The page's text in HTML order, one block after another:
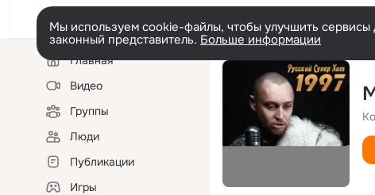
Мы используем cookie-файлы, чтобы улучшить сервисы
законный представитель. Больше информации
Левая
колонкаГлавная
Видео
Группы
Люди
Публикации
Игры